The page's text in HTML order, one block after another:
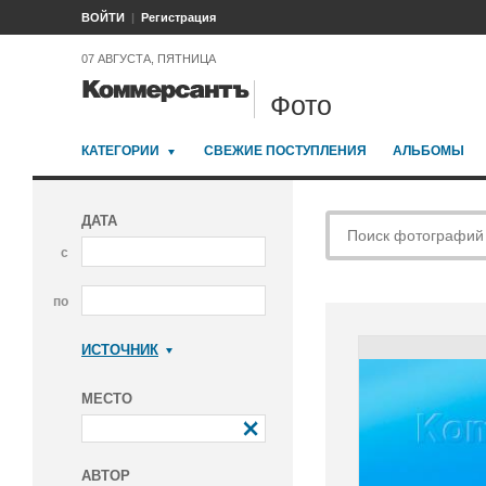
ВОЙТИ Регистрация
07 АВГУСТА, ПЯТНИЦА
Фото
КАТЕГОРИИ СВЕЖИЕ ПОСТУПЛЕНИЯ АЛЬБОМЫ
ДАТА
с
по
ИСТОЧНИК
МЕСТО
АВТОР